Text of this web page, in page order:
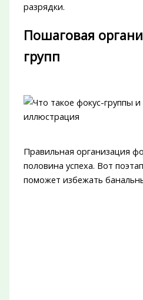
разрядки.
Пошаговая
групп
Правильная организация
половина успеха. Вот
поможет избежать